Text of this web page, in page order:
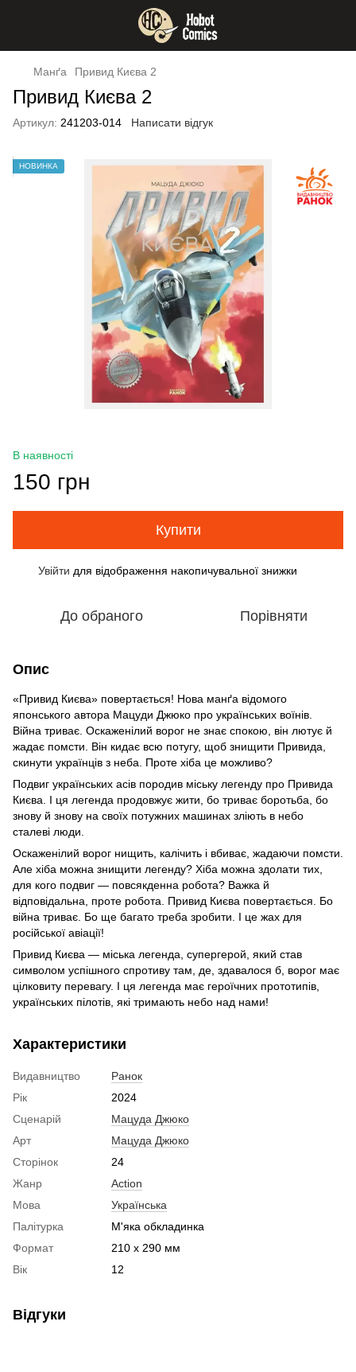
Манґа Привид Києва 2
Привид Києва 2
Артикул: 241203-014 Написати відгук
НОВИНКА
В наявності
150 грн
Купити
Увійти для відображення накопичувальної знижки
До обраного Порівняти
Опис
«Привид Києва» повертається! Нова манґа відомого
японського автора Мацуди Джюко про українських воїнів.
Війна триває. Оскаженілий ворог не знає спокою, він лютує й
жадає помсти. Він кидає всю потугу, щоб знищити Привида,
скинути українців з неба. Проте хіба це можливо?
Подвиг українських асів породив міську легенду про Привида
Києва. І ця легенда продовжує жити, бо триває боротьба, бо
знову й знову на своїх потужних машинах зліють в небо
сталеві люди.
Оскаженілий ворог нищить, калічить і вбиває, жадаючи помсти.
Але хіба можна знищити легенду? Хіба можна здолати тих,
для кого подвиг ― повсякденна робота? Важка й
відповідальна, проте робота. Привид Києва повертається. Бо
війна триває. Бо ще багато треба зробити. І це жах для
російської авіації!
Привид Києва — міська легенда, супергерой, який став
символом успішного спротиву там, де, здавалося б, ворог має
цілковиту перевагу. І ця легенда має героїчних прототипів,
українських пілотів, які тримають небо над нами!
Характеристики
Видавництво
Ранок
Рік
2024
Сценарій
Мацуда Джюко
Арт
Мацуда Джюко
Сторінок
24
Жанр
Action
Мова
Українська
Палітурка
М'яка обкладинка
Формат
210 x 290 мм
Вік
12
Відгуки